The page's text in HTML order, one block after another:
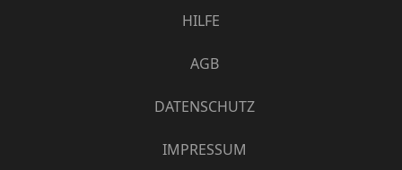
HILFE
AGB
DATENSCHUTZ
IMPRESSUM